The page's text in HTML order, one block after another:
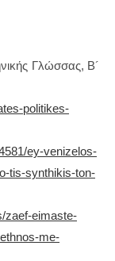
Γλώσσας, Β´
politikes-
ey-venizelos-
tis-synthikis-ton-
zaef-eimaste-
me-